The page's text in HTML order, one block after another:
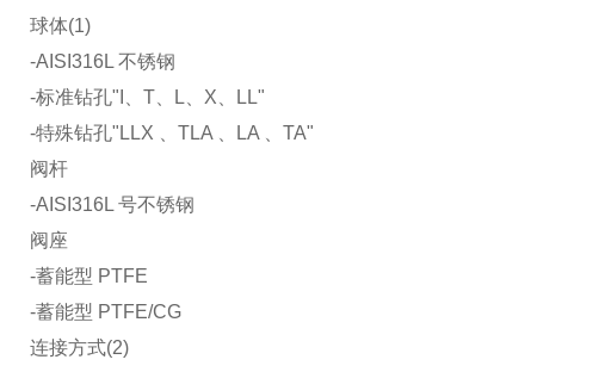
球体(1)
-AISI316L 不锈钢
-标准钻孔"I、T、L、X、LL"
-特殊钻孔"LLX 、TLA 、LA 、TA"
阀杆
-AISI316L 号不锈钢
阀座
-蓄能型 PTFE
-蓄能型 PTFE/CG
连接方式(2)